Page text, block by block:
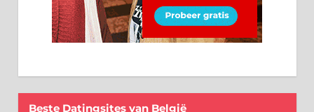
Beste Datingsites van België